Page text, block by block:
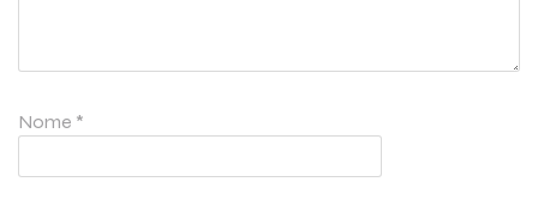
Nome *